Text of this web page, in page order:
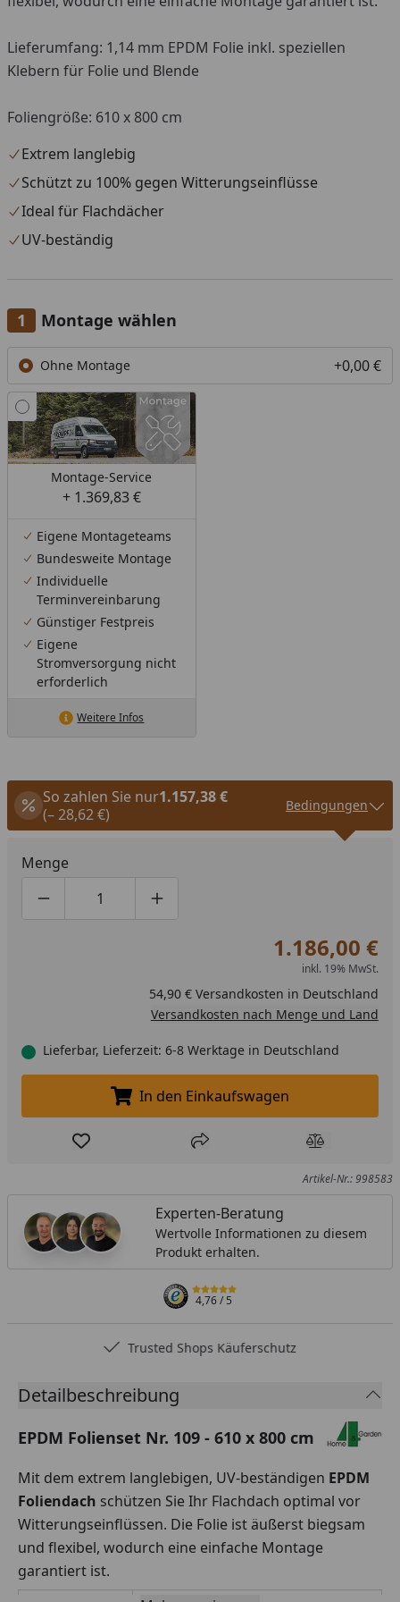
Lieferumfang: 1,14 mm EPDM Folie inkl. speziellen
Klebern für Folie und Blende
Foliengröße: 610 x 800 cm
Extrem langlebig
Schützt zu 100% gegen Witterungseinflüsse
Ideal für Flachdächer
UV-beständig
Montage wählen
Ohne Montage +0,00 €
Montage-Service
+ 1.369,83 €
Eigene Montageteams
Bundesweite Montage
Individuelle
Terminvereinbarung
Günstiger Festpreis
Eigene
Stromversorgung nicht
erforderlich
Weitere Infos
So zahlen Sie nur1.157,38 €
(– 28,62 €)
Bedingungen
Menge
Produktmenge um eins verringern
Produktmenge manuell eingeben
Produktmenge um eins erhöhen
1.186,00 €
inkl. 19% MwSt.
54,90 € Versandkosten in Deutschland
Versandkosten nach Menge und Land
Lieferbar, Lieferzeit: 6-8 Werktage in Deutschland
In den Einkaufswagen legen
In den Einkaufswagen
Produkt zur Wunschliste hinzufügen
Teilen Produkt
Artikel-Nr.: 998583
Experten-Beratung
Wertvolle Informationen zu diesem
Produkt erhalten.
4,76/ 5
Trusted Shops Käuferschutz
Detailbeschreibung
EPDM Folienset Nr. 109 - 610 x 800 cm
Mit dem extrem langlebigen, UV-beständigen EPDM
Foliendach schützen Sie Ihr Flachdach optimal vor
Witterungseinflüssen. Die Folie ist äußerst biegsam
und flexibel, wodurch eine einfache Montage
garantiert ist.